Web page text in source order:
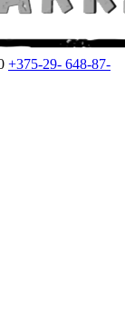
+375-29- 648-87-